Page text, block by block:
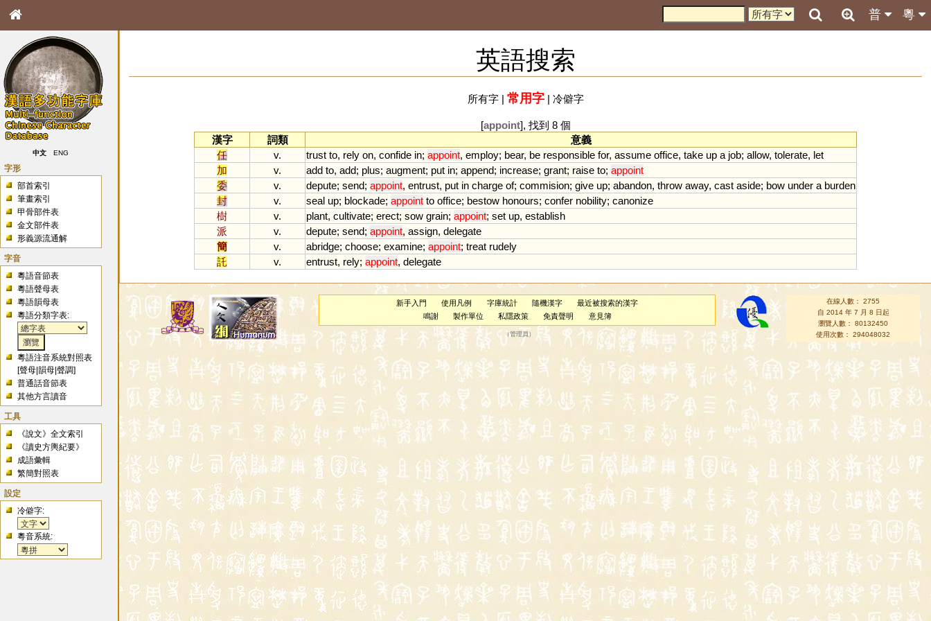
粵
普
中文 ENG
字形
部首索引
筆畫索引
甲骨部件表
金文部件表
形義源流通解
字音
粵語音節表
粵語聲母表
粵語韻母表
粵語分類字表:
粵語注音系統對照表
[聲母 |韻母 |聲調]
普通話音節表
其他方言讀音
工具
《說文》全文索引
《讀史方輿紀要》
成語彙輯
繁簡對照表
設定
冷僻字:
粵音系統:
英語搜索
所有字| 常用字| 冷僻字
[appoint], 找到 8 個
漢字
詞類
意義
任
v. trust to, rely on, confide in; appoint, employ; bear, be responsible for, assume office, take up a job; allow, tolerate, let
加
v. add to, add; plus; augment; put in; append; increase; grant; raise to; appoint
委
v. depute; send; appoint, entrust, put in charge of; commision; give up; abandon, throw away, cast aside; bow under a burden
封
v. seal up; blockade; appoint to office; bestow honours; confer nobility; canonize
樹
v. plant, cultivate; erect; sow grain; appoint; set up, establish
派
v. depute; send; appoint, assign, delegate
簡
v. abridge; choose; examine; appoint; treat rudely
託
v. entrust, rely; appoint, delegate
新手入門 使用凡例 字庫統計 隨機漢字
最近被搜索的漢字
鳴謝
製作單位 私隱政策 免責聲明 意見簿
（管理員）
在線人數： 2755
自 2014 年 7 月 8 日起
瀏覽人數： 80132450
使用次數： 294048032